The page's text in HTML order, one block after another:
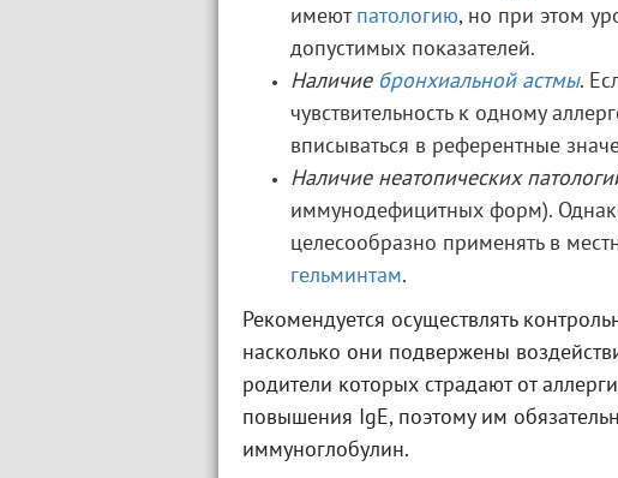
имеют патологию, но при этом
допустимых показателей.
Наличие бронхиальной астмы.
чувствительность к одному
вписываться в референтные
Наличие неатопических
иммунодефицитных форм).
целесообразно применять в
гельминтам.
Рекомендуется осуществлять
насколько они подвержены
родители которых страдают от
повышения IgE, поэтому им
иммуноглобулин.